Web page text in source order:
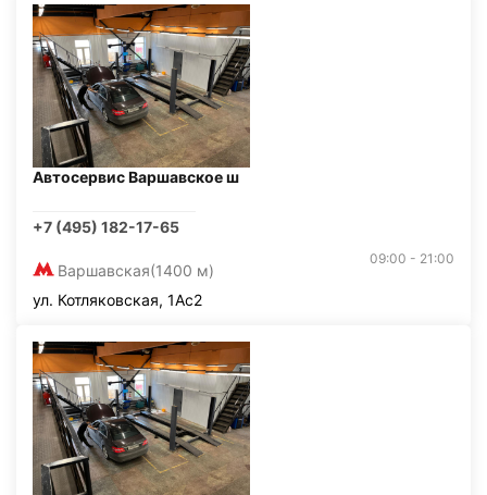
Автосервис Варшавское ш
+7 (495) 182-17-65
Варшавская(1400 м)
09:00 - 21:00
ул. Котляковская, 1Ас2